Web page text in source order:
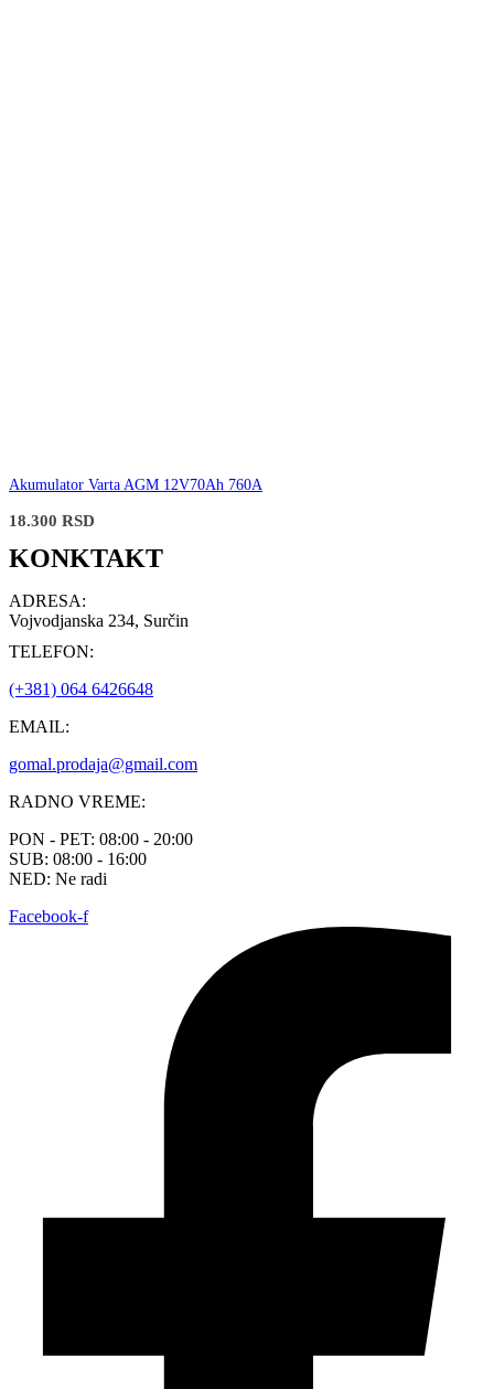
Akumulator Varta AGM 12V70Ah 760A
18.300 RSD
KONKTAKT
ADRESA:
Vojvodjanska 234, Surčin
TELEFON:
(+381) 064 6426648
EMAIL:
gomal.prodaja@gmail.com
RADNO VREME:
PON - PET: 08:00 - 20:00
SUB: 08:00 - 16:00
NED: Ne radi
Facebook-f